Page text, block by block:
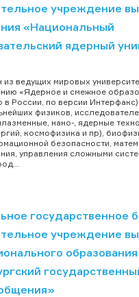
учреждение
«Национальный
ядерный
ведущих мировых
«Ядерное и смежное
в России, по версии
физиков,
нано-, ядерные
космофизика и пр),
безопасности,
управления сложными
государственное
учреждение
образования